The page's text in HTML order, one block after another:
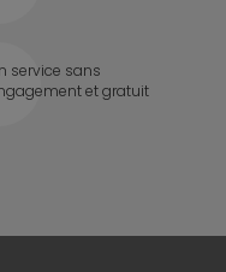
service sans
et gratuit